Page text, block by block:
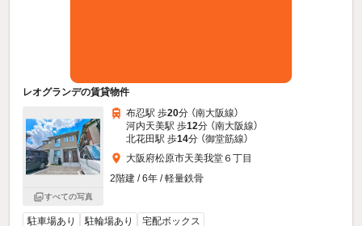
レオグランデの賃貸物件
すべての写真
布忍駅 歩20分 （南大阪線）
河内天美駅 歩12分 （南大阪線）
北花田駅 歩14分 （御堂筋線）
大阪府松原市天美我堂６丁目
2階建 / 6年 / 軽量鉄骨
駐車場あり 駐輪場あり 宅配ボックス